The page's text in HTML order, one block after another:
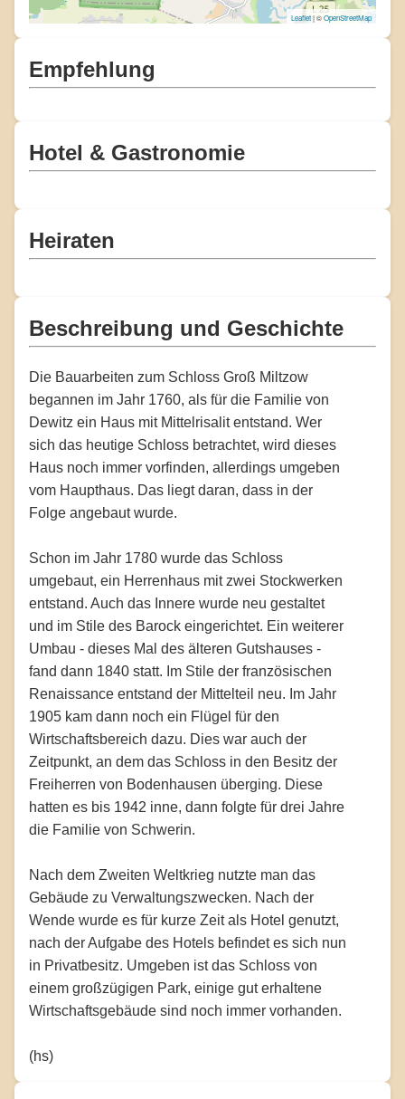
Leaflet| ©OpenStreetMap
Empfehlung
Hotel & Gastronomie
Heiraten
Beschreibung und Geschichte
Die Bauarbeiten zum Schloss Groß Miltzow
begannen im Jahr 1760, als für die Familie von
Dewitz ein Haus mit Mittelrisalit entstand. Wer
sich das heutige Schloss betrachtet, wird dieses
Haus noch immer vorfinden, allerdings umgeben
vom Haupthaus. Das liegt daran, dass in der
Folge angebaut wurde.
Schon im Jahr 1780 wurde das Schloss
umgebaut, ein Herrenhaus mit zwei Stockwerken
entstand. Auch das Innere wurde neu gestaltet
und im Stile des Barock eingerichtet. Ein weiterer
Umbau - dieses Mal des älteren Gutshauses -
fand dann 1840 statt. Im Stile der französischen
Renaissance entstand der Mittelteil neu. Im Jahr
1905 kam dann noch ein Flügel für den
Wirtschaftsbereich dazu. Dies war auch der
Zeitpunkt, an dem das Schloss in den Besitz der
Freiherren von Bodenhausen überging. Diese
hatten es bis 1942 inne, dann folgte für drei Jahre
die Familie von Schwerin.
Nach dem Zweiten Weltkrieg nutzte man das
Gebäude zu Verwaltungszwecken. Nach der
Wende wurde es für kurze Zeit als Hotel genutzt,
nach der Aufgabe des Hotels befindet es sich nun
in Privatbesitz. Umgeben ist das Schloss von
einem großzügigen Park, einige gut erhaltene
Wirtschaftsgebäude sind noch immer vorhanden.
(hs)